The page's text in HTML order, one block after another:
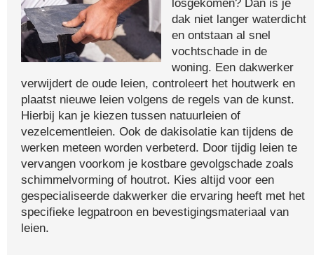
losgekomen? Dan is je
dak niet langer waterdicht
en ontstaan al snel
vochtschade in de
woning. Een dakwerker
verwijdert de oude leien, controleert het houtwerk en
plaatst nieuwe leien volgens de regels van de kunst.
Hierbij kan je kiezen tussen natuurleien of
vezelcementleien. Ook de dakisolatie kan tijdens de
werken meteen worden verbeterd. Door tijdig leien te
vervangen voorkom je kostbare gevolgschade zoals
schimmelvorming of houtrot. Kies altijd voor een
gespecialiseerde dakwerker die ervaring heeft met het
specifieke legpatroon en bevestigingsmateriaal van
leien.